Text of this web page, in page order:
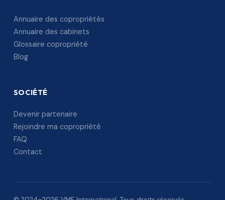
Annuaire des copropriétés
Annuaire des cabinets
Glossaire copropriété
Blog
SOCIÉTÉ
Devenir partenaire
Rejoindre ma copropriété
FAQ
Contact